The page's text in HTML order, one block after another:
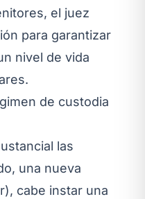
el juez
para garantizar
nivel de vida
de custodia
las
una nueva
cabe instar una